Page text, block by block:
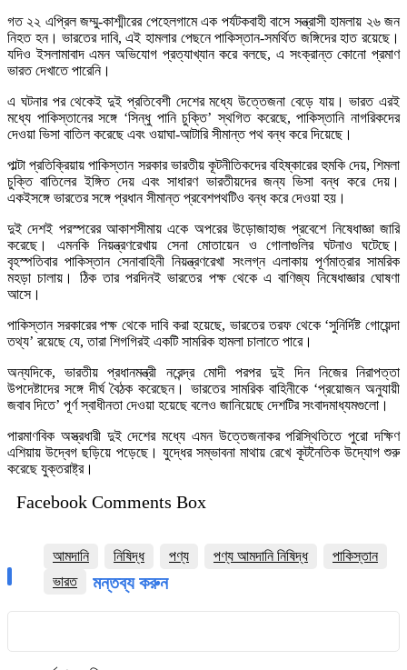
গত ২২ এপ্রিল জম্মু-কাশ্মীরের পেহেলগামে এক পর্যটকবাহী বাসে সন্ত্রাসী হামলায় ২৬ জন
নিহত হন। ভারতের দাবি, এই হামলার পেছনে পাকিস্তান-সমর্থিত জঙ্গিদের হাত রয়েছে।
যদিও ইসলামাবাদ এমন অভিযোগ প্রত্যাখ্যান করে বলছে, এ সংক্রান্ত কোনো প্রমাণ
ভারত দেখাতে পারেনি।
এ ঘটনার পর থেকেই দুই প্রতিবেশী দেশের মধ্যে উত্তেজনা বেড়ে যায়। ভারত এরই
মধ্যে পাকিস্তানের সঙ্গে ‘সিন্ধু পানি চুক্তি’ স্থগিত করেছে, পাকিস্তানি নাগরিকদের
দেওয়া ভিসা বাতিল করেছে এবং ওয়াঘা-আটারি সীমান্ত পথ বন্ধ করে দিয়েছে।
পাল্টা প্রতিক্রিয়ায় পাকিস্তান সরকার ভারতীয় কূটনীতিকদের বহিষ্কারের হুমকি দেয়, শিমলা
চুক্তি বাতিলের ইঙ্গিত দেয় এবং সাধারণ ভারতীয়দের জন্য ভিসা বন্ধ করে দেয়।
একইসঙ্গে ভারতের সঙ্গে প্রধান সীমান্ত প্রবেশপথটিও বন্ধ করে দেওয়া হয়।
দুই দেশই পরস্পরের আকাশসীমায় একে অপরের উড়োজাহাজ প্রবেশে নিষেধাজ্ঞা জারি
করেছে। এমনকি নিয়ন্ত্রণরেখায় সেনা মোতায়েন ও গোলাগুলির ঘটনাও ঘটেছে।
বৃহস্পতিবার পাকিস্তান সেনাবাহিনী নিয়ন্ত্রণরেখা সংলগ্ন এলাকায় পূর্ণমাত্রার সামরিক
মহড়া চালায়। ঠিক তার পরদিনই ভারতের পক্ষ থেকে এ বাণিজ্য নিষেধাজ্ঞার ঘোষণা
আসে।
পাকিস্তান সরকারের পক্ষ থেকে দাবি করা হয়েছে, ভারতের তরফ থেকে ‘সুনির্দিষ্ট গোয়েন্দা
তথ্য’ রয়েছে যে, তারা শিগগিরই একটি সামরিক হামলা চালাতে পারে।
অন্যদিকে, ভারতীয় প্রধানমন্ত্রী নরেন্দ্র মোদী পরপর দুই দিন নিজের নিরাপত্তা
উপদেষ্টাদের সঙ্গে দীর্ঘ বৈঠক করেছেন। ভারতের সামরিক বাহিনীকে ‘প্রয়োজন অনুযায়ী
জবাব দিতে’ পূর্ণ স্বাধীনতা দেওয়া হয়েছে বলেও জানিয়েছে দেশটির সংবাদমাধ্যমগুলো।
পারমাণবিক অস্ত্রধারী দুই দেশের মধ্যে এমন উত্তেজনাকর পরিস্থিতিতে পুরো দক্ষিণ
এশিয়ায় উদ্বেগ ছড়িয়ে পড়েছে। যুদ্ধের সম্ভাবনা মাথায় রেখে কূটনৈতিক উদ্যোগ শুরু
করেছে যুক্তরাষ্ট্র।
Facebook Comments Box
আমদানি নিষিদ্ধ পণ্য পণ্য আমদানি নিষিদ্ধ
পাকিস্তান
ভারত
মন্তব্য করুন